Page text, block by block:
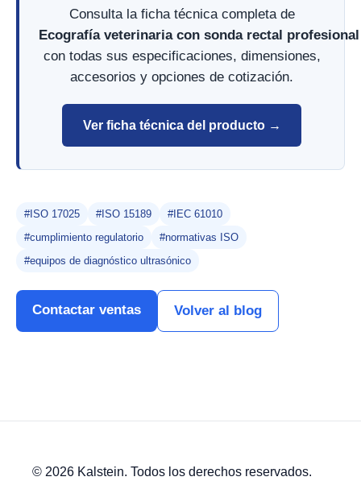
Consulta la ficha técnica completa de
Ecografía veterinaria con sonda rectal profesional
con todas sus especificaciones, dimensiones,
accesorios y opciones de cotización.
Ver ficha técnica del producto →
#ISO 17025 #ISO 15189
#IEC 61010
#cumplimiento regulatorio
#normativas ISO
#equipos de diagnóstico ultrasónico
Contactar ventas Volver al blog
© 2026 Kalstein. Todos los derechos reservados.